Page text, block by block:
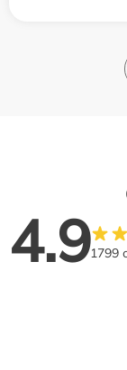
4.91799